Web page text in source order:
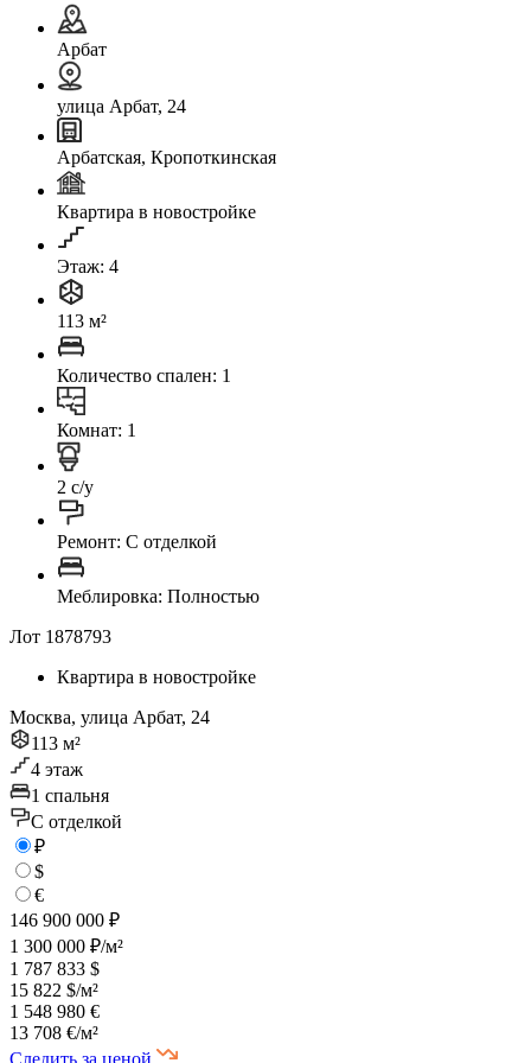
Арбат
улица Арбат, 24
Арбатская, Кропоткинская
Квартира в новостройке
Этаж: 4
113 м²
Количество спален: 1
Комнат: 1
2 с/у
Ремонт: C отделкой
Меблировка: Полностью
Лот 1878793
Квартира в новостройке
Москва, улица Арбат, 24
113 м²
4 этаж
1 спальня
C отделкой
₽
$
€
146 900 000 ₽
1 300 000 ₽/м²
1 787 833 $
15 822 $/м²
1 548 980 €
13 708 €/м²
Следить за ценой